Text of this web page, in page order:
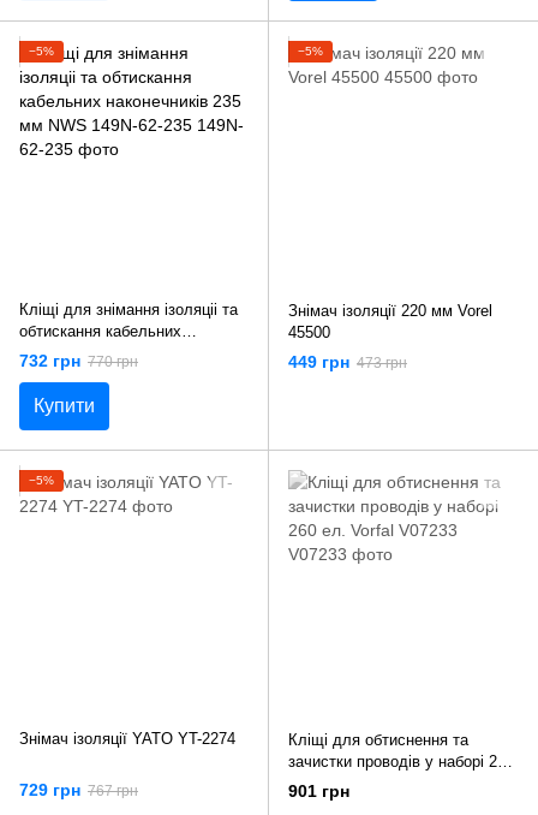
−5%
Кліщі для знімання ізоляціі та
обтискання кабельних
наконечників 235 мм NWS
149N-62-235
732 грн 770 грн
Купити
−5%
Знімач ізоляції 220 мм Vorel
45500
449 грн 473 грн
−5%
Знімач ізоляції YATO YT-2274
729 грн 767 грн
Кліщі для обтиснення та
зачистки проводів у наборі 260
ел. Vorfal V07233
901 грн